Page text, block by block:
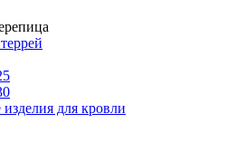
для кровли